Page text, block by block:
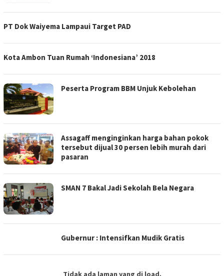
PT Dok Waiyema Lampaui Target PAD
Kota Ambon Tuan Rumah ‘Indonesiana’ 2018
Peserta Program BBM Unjuk Kebolehan
Assagaff menginginkan harga bahan pokok
tersebut dijual 30 persen lebih murah dari
pasaran
SMAN 7 Bakal Jadi Sekolah Bela Negara
Gubernur : Intensifkan Mudik Gratis
Tidak ada laman yang di load.